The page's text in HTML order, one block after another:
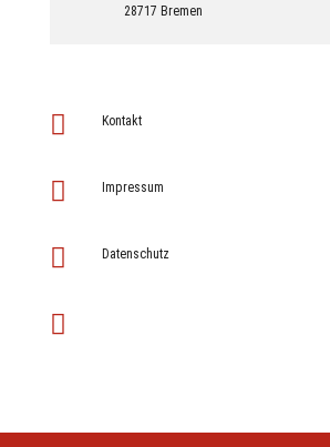
28717 Bremen
 Kontakt
 Impressum
 Datenschutz
